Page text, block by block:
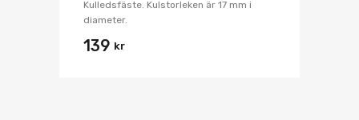
Kulledsfäste. Kulstorleken är 17 mm i
diameter.
139 kr